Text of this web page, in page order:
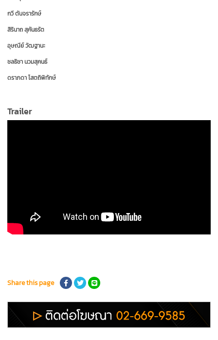
กวี ตันจรารักษ์
สิรินาถ สุคันธรัต
อุษณีย์ วัฒฐานะ
ชลธิชา นวมสุคนธ์
ดราภดา โสตถิพิทักษ์
สโรชา วาทิตตพันธ์
Trailer
Share this page